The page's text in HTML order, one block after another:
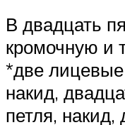
В двадцать
кромочную и
*две лицевые
накид,
петля,